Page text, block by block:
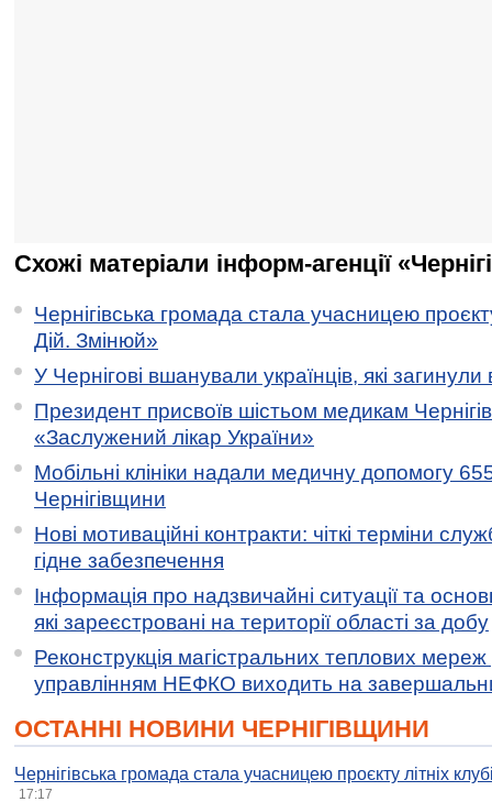
Схожі матеріали інформ-агенції
Чернігівська громада стала учасницею
Дій. Змінюй»
У Чернігові вшанували українців, які загинули
Президент присвоїв шістьом медикам
«Заслужений лікар України»
Мобільні клініки надали медичну допомогу
Чернігівщини
Нові мотиваційні контракти: чіткі терміни
гідне забезпечення
Інформація про надзвичайні ситуації та
які зареєстровані на території області за добу
Реконструкція магістральних теплових мереж
управлінням НЕФКО виходить на
ОСТАННІ НОВИНИ ЧЕРНІГІВЩИНИ
Чернігівська громада стала учасницею проєкту літніх
17:17